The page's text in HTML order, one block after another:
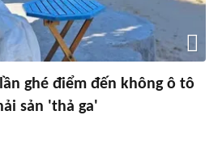
ghé điểm đến không ô tô
sản 'thả ga'